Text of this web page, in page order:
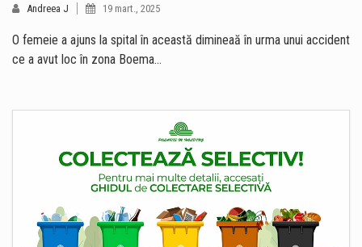
Andreea J 19 mart., 2025
O femeie a ajuns la spital în această dimineaă în urma unui accident
ce a avut loc în zona Boema…